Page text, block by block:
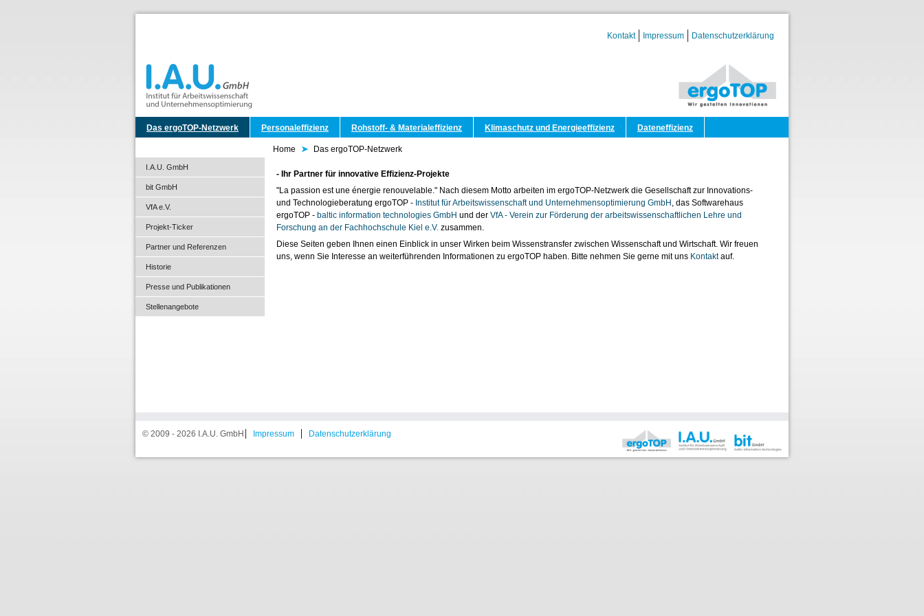
Kontakt Impressum Datenschutzerklärung
Das ergoTOP-Netzwerk Personaleffizienz Rohstoff- & Materialeffizienz Klimaschutz und Energieeffizienz Dateneffizienz
Home Das ergoTOP-Netzwerk
- Ihr Partner für innovative Effizienz-Projekte
"La passion est une énergie renouvelable." Nach diesem Motto arbeiten im ergoTOP-Netzwerk die Gesellschaft zur Innovations-
und Technologieberatung ergoTOP - Institut für Arbeitswissenschaft und Unternehmensoptimierung GmbH , das Softwarehaus
ergoTOP - baltic information technologies GmbH und der VfA - Verein zur Förderung der arbeitswissenschaftlichen Lehre und
Forschung an der Fachhochschule Kiel e.V. zusammen.
Diese Seiten geben Ihnen einen Einblick in unser Wirken beim Wissenstransfer zwischen Wissenschaft und Wirtschaft. Wir freuen
uns, wenn Sie Interesse an weiterführenden Informationen zu ergoTOP haben. Bitte nehmen Sie gerne mit uns Kontaktauf.
I.A.U. GmbH
bit GmbH
VfA e.V.
Projekt-Ticker
Partner und Referenzen
Historie
Presse und Publikationen
Stellenangebote
© 2009 - 2026 I.A.U. GmbH Impressum Datenschutzerklärung